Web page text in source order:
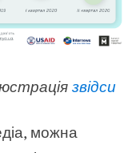
звідси
можна